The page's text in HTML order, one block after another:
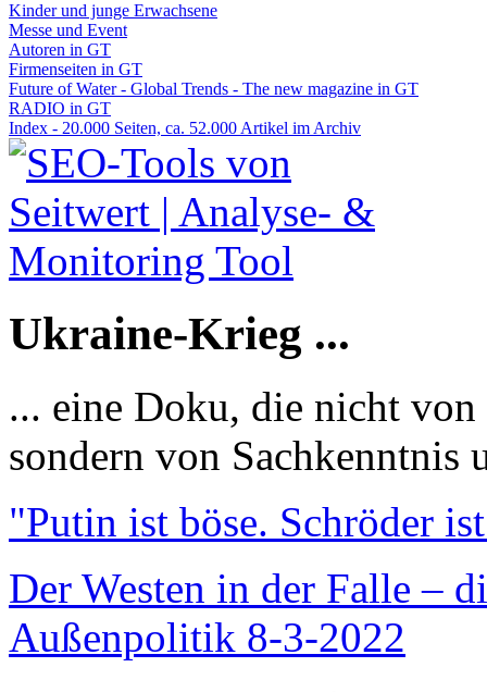
Kinder und junge Erwachsene
Messe und Event
Autoren in GT
Firmenseiten in GT
Future of Water - Global Trends - The new magazine in GT
RADIO in GT
Index - 20.000 Seiten, ca. 52.000 Artikel im Archiv
Ukraine-Krieg ...
... eine Doku, die nicht
sondern von Sachkenntnis
"Putin ist böse. Schröder
Der Westen in der Falle –
Außenpolitik 8-3-2022